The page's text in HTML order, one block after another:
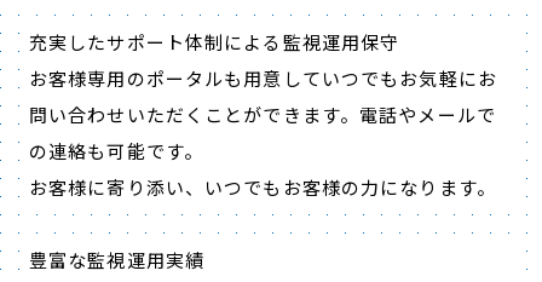
充実したサポート体制による監視運用保守
お客様専用のポータルも用意していつでもお気軽にお
問い合わせいただくことができます。電話やメールで
の連絡も可能です。
お客様に寄り添い、いつでもお客様の力になります。
豊富な監視運用実績